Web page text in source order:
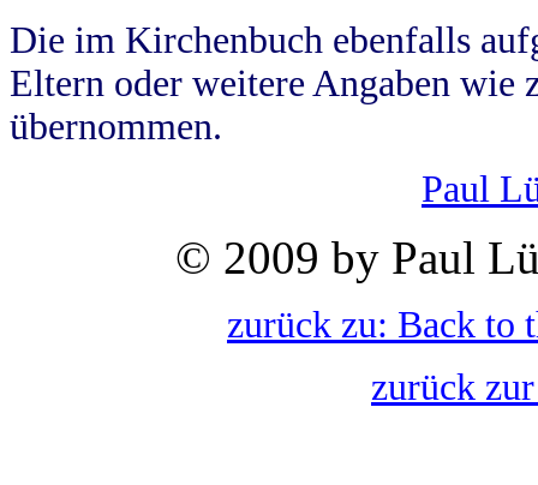
Die im Kirchenbuch ebenfalls
Eltern oder weitere Angaben wie
übernommen.
Paul
© 2009 by Paul
zurück zu: Back to
zurück